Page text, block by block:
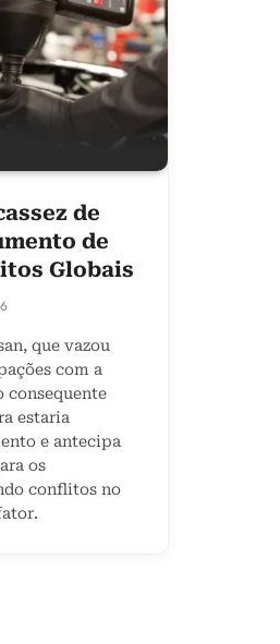
de
de
Globais
que vazou
com a
consequente
estaria
e antecipa
os
conflitos no